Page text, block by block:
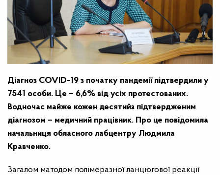
Діагноз COVID-19 з початку пандемії підтвердили у
7541 особи. Це – 6,6% від усіх протестованих.
Водночас майже кожен десятийз підтвердженим
діагнозом – медичний працівник. Про це повідомила
начальниця обласного лабцентру Людмила
Кравченко.
Загалом матодом полімеразної ланцюгової реакції